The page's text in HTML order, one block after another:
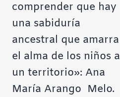
comprender que hay
una sabiduría
ancestral que amarra
el alma de los niños a
un territorio»: Ana
María Arango Melo.